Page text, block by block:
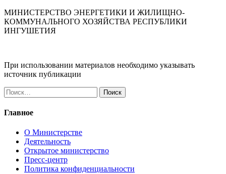
МИНИСТЕРСТВО ЭНЕРГЕТИКИ И ЖИЛИЩНО-
КОММУНАЛЬНОГО ХОЗЯЙСТВА РЕСПУБЛИКИ
ИНГУШЕТИЯ
При использовании материалов необходимо указывать
источник публикации
Найти:
Главное
О Министерстве
Деятельность
Открытое министерство
Пресс-центр
Политика конфиденциальности